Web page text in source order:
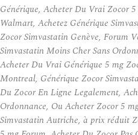
Générique, Acheter Du Vrai Zocor
Walmart, Achetez Générique
Zocor Simvastatin Genève, Forum
Simvastatin Moins Cher Sans
Acheter Du Vrai Générique 5 mg
Montreal, Générique Zocor
Du Zocor En Ligne Legalement,
Ordonnance, Ou Acheter Zocor 5
Simvastatin Autriche, à prix réduit